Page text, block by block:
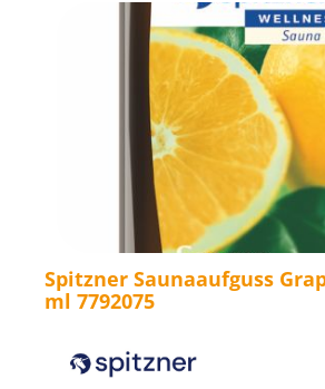
Bildergalerie überspringen
Spitzner Saunaaufguss
ml 7792075